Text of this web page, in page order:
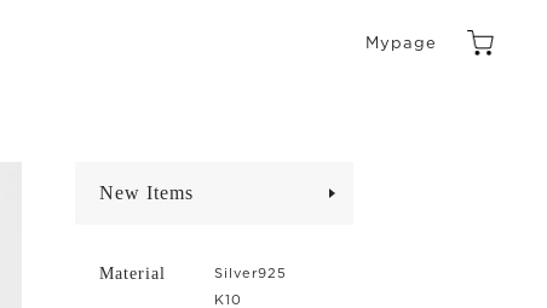
Mypage
New Items
Material
Silver925
K10